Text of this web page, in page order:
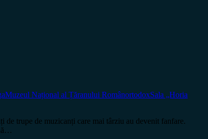
Muzeul Național al Țăranului RomânortodoxSala „Horia
trupe de muzicanți care mai târziu au devenit fanfare.